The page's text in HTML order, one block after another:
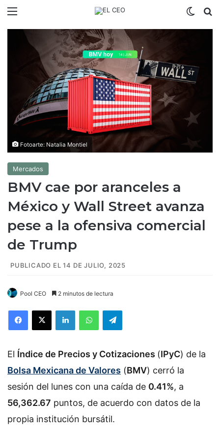
Fotoarte: Natalia Montiel
Mercados
BMV cae por aranceles a
México y Wall Street avanza
pese a la ofensiva comercial
de Trump
PUBLICADO EL 14 DE JULIO, 2025
Pool CEO 2 minutos de lectura
El Índice de Precios y Cotizaciones (IPyC) de la
Bolsa Mexicana de Valores (BMV) cerró la
sesión del lunes con una caída de 0.41%, a
56,362.67 puntos, de acuerdo con datos de la
propia institución bursátil.